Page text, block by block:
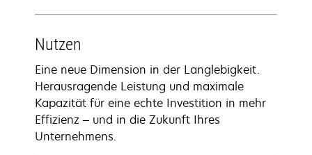
Nutzen
Eine neue Dimension in der Langlebigkeit.
Herausragende Leistung und maximale
Kapazität für eine echte Investition in mehr
Effizienz – und in die Zukunft Ihres
Unternehmens.